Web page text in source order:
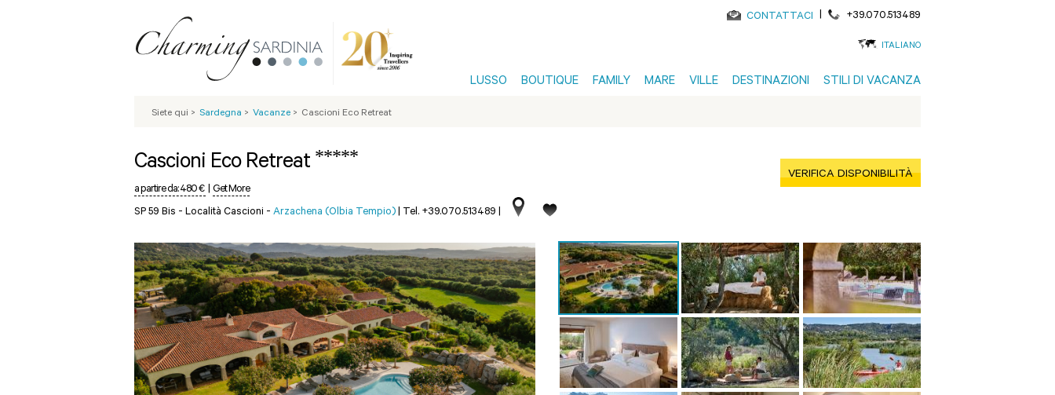
CONTATTACI | +39.070.513489
ITALIANO
LUSSO BOUTIQUE FAMILY MARE VILLE DESTINAZIONI STILI DI VACANZA
Siete qui > Sardegna > Vacanze > Cascioni Eco Retreat
Cascioni Eco Retreat *****
a partire da:480 € | Get More
SP 59 Bis - Località Cascioni - Arzachena (Olbia Tempio) | Tel. +39.070.513489 |
VERIFICA DISPONIBILITÀ